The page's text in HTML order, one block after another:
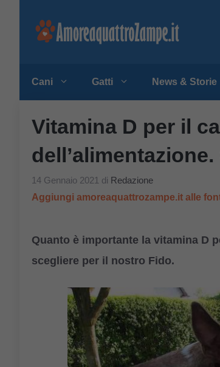
Cani Gatti News & Storie
Vitamina D per il
14 Gennaio 2021 di Redazione
Aggiungi amoreaquattrozampe.it alle
Quanto è importante la vitamina D
scegliere per il nostro Fido.